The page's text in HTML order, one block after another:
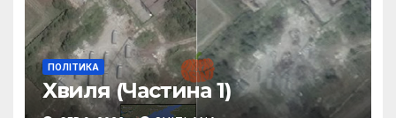
ПОЛІТИКА
Хвиля (Частина 1)